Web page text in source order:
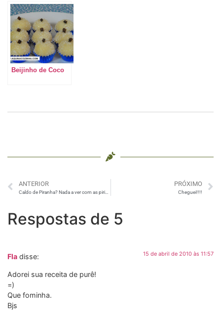
Beijinho de Coco
ANTERIOR
Caldo de Piranha? Nada a ver com as piriguetes, hein!
PRÓXIMO
Cheguei!!!!
Respostas de 5
Fla disse: 15 de abril de 2010 às 11:57
Adorei sua receita de purê!
=)
Que fominha.
Bjs